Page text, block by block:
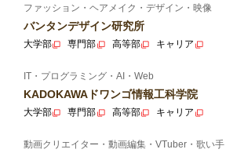
ファッション・ヘアメイク・デザイン・映像
バンタンデザイン研究所
大学部 専門部 高等部 キャリア
IT・プログラミング・AI・Web
KADOKAWAドワンゴ情報工科学院
大学部 専門部 高等部 キャリア
動画クリエイター・動画編集・VTuber・歌い手